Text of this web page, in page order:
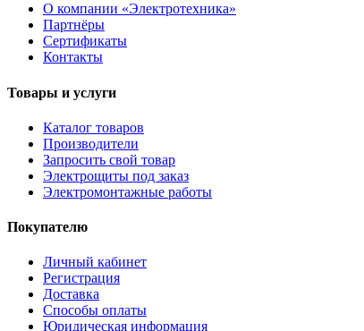
О компании «Электротехника»
Партнёры
Сертификаты
Контакты
Товары и услуги
Каталог товаров
Производители
Запросить свой товар
Электрощиты под заказ
Электромонтажные работы
Покупателю
Личный кабинет
Регистрация
Доставка
Способы оплаты
Юридическая информация